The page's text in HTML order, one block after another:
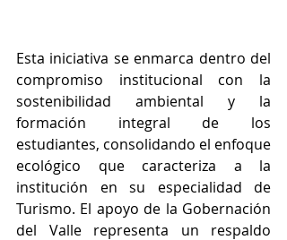
Esta iniciativa se enmarca dentro del
compromiso institucional con la
sostenibilidad ambiental y la
formación integral de los
estudiantes, consolidando el enfoque
ecológico que caracteriza a la
institución en su especialidad de
Turismo. El apoyo de la Gobernación
del Valle representa un respaldo